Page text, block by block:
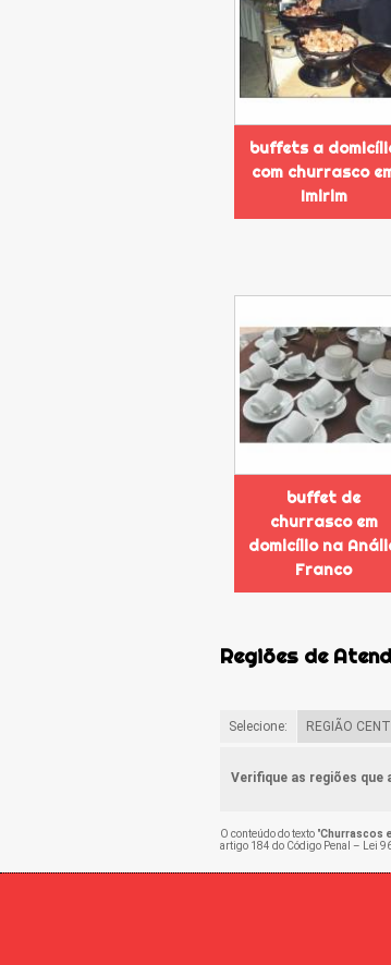
buffets a
com churrasco
Imirim
buffet de
churrasco em
domicílio na
Franco
Regiões de
Selecione: REGIÃO
Verifique as regiões que
O conteúdo do texto "Churrascos
artigo 184 do Código Penal –
Lei